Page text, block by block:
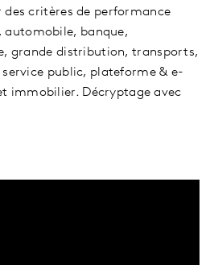
des critères de performance
automobile, banque,
grande distribution, transports,
public, plateforme & e-
immobilier. Décryptage avec